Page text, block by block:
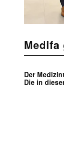
Medifa
Der
Die in